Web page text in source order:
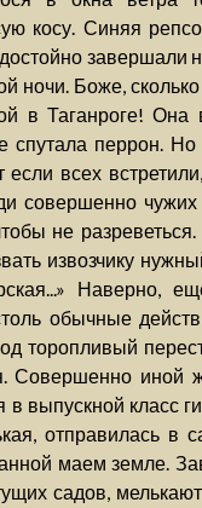
косу. Синяя
завершали
ночи. Боже,
в Таганроге!
спутала перрон.
если всех
совершенно
не
извозчику
Наверно,
обычные
торопливый
Совершенно иной
выпускной класс
отправилась в
маем земле.
садов,